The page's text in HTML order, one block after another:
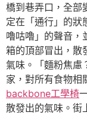
橋到巷弄口，全部
定在「通行」的狀
嚕咕嚕」的聲音，
箱的頂部冒出，
氣味。「麵粉焦慮
家，對所有食物相
backbone工學椅
散發出的氣味。街